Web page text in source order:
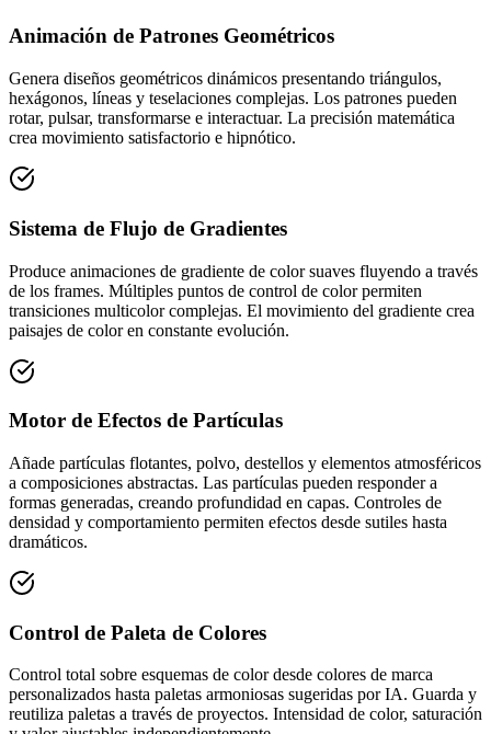
Animación de Patrones Geométricos
Genera diseños geométricos dinámicos presentando triángulos,
hexágonos, líneas y teselaciones complejas. Los patrones pueden
rotar, pulsar, transformarse e interactuar. La precisión matemática
crea movimiento satisfactorio e hipnótico.
Sistema de Flujo de Gradientes
Produce animaciones de gradiente de color suaves fluyendo a través
de los frames. Múltiples puntos de control de color permiten
transiciones multicolor complejas. El movimiento del gradiente crea
paisajes de color en constante evolución.
Motor de Efectos de Partículas
Añade partículas flotantes, polvo, destellos y elementos atmosféricos
a composiciones abstractas. Las partículas pueden responder a
formas generadas, creando profundidad en capas. Controles de
densidad y comportamiento permiten efectos desde sutiles hasta
dramáticos.
Control de Paleta de Colores
Control total sobre esquemas de color desde colores de marca
personalizados hasta paletas armoniosas sugeridas por IA. Guarda y
reutiliza paletas a través de proyectos. Intensidad de color, saturación